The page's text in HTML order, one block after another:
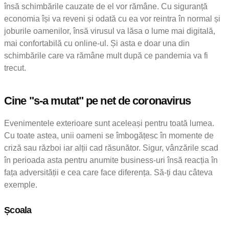
însă schimbările cauzate de el vor rămâne. Cu siguranță
economia își va reveni și odată cu ea vor reintra în normal și
joburile oamenilor, însă virusul va lăsa o lume mai digitală,
mai confortabilă cu online-ul. Și asta e doar una din
schimbările care va rămâne mult după ce pandemia va fi
trecut.
Cine "s-a mutat" pe net de coronavirus
Evenimentele exterioare sunt aceleași pentru toată lumea.
Cu toate astea, unii oameni se îmbogățesc în momente de
criză sau război iar alții cad răsunător. Sigur, vânzările scad
în perioada asta pentru anumite business-uri însă reacția în
fața adversității e cea care face diferența. Să-ți dau câteva
exemple.
Școala